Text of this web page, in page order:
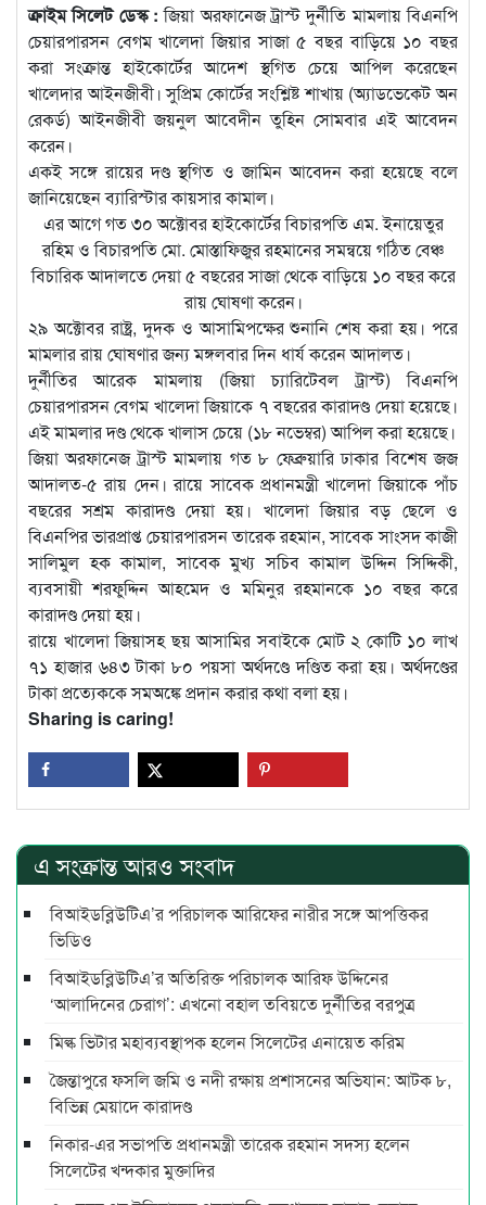
ক্রাইম সিলেট ডেস্ক :জিয়া অরফানেজ ট্রাস্ট দুর্নীতি মামলায় বিএনপি
চেয়ারপারসন বেগম খালেদা জিয়ার সাজা ৫ বছর বাড়িয়ে ১০ বছর
করা সংক্রান্ত হাইকোর্টের আদেশ স্থগিত চেয়ে আপিল করেছেন
খালেদার আইনজীবী। সুপ্রিম কোর্টের সংশ্লিষ্ট শাখায় (অ্যাডভেকেট অন
রেকর্ড) আইনজীবী জয়নুল আবেদীন তুহিন সোমবার এই আবেদন
করেন।
একই সঙ্গে রায়ের দণ্ড স্থগিত ও জামিন আবেদন করা হয়েছে বলে
জানিয়েছেন ব্যারিস্টার কায়সার কামাল।
এর আগে গত ৩০ অক্টোবর হাইকোর্টের বিচারপতি এম. ইনায়েতুর
রহিম ও বিচারপতি মো. মোস্তাফিজুর রহমানের সমন্বয়ে গঠিত বেঞ্চ
বিচারিক আদালতে দেয়া ৫ বছরের সাজা থেকে বাড়িয়ে ১০ বছর করে
রায় ঘোষণা করেন।
২৯ অক্টোবর রাষ্ট্র, দুদক ও আসামিপক্ষের শুনানি শেষ করা হয়। পরে
মামলার রায় ঘোষণার জন্য মঙ্গলবার দিন ধার্য করেন আদালত।
দুর্নীতির আরেক মামলায় (জিয়া চ্যারিটেবল ট্রাস্ট) বিএনপি
চেয়ারপারসন বেগম খালেদা জিয়াকে ৭ বছরের কারাদণ্ড দেয়া হয়েছে।
এই মামলার দণ্ড থেকে খালাস চেয়ে (১৮ নভেম্বর) আপিল করা হয়েছে।
জিয়া অরফানেজ ট্রাস্ট মামলায় গত ৮ ফেব্রুয়ারি ঢাকার বিশেষ জজ
আদালত-৫ রায় দেন। রায়ে সাবেক প্রধানমন্ত্রী খালেদা জিয়াকে পাঁচ
বছরের সশ্রম কারাদণ্ড দেয়া হয়। খালেদা জিয়ার বড় ছেলে ও
বিএনপির ভারপ্রাপ্ত চেয়ারপারসন তারেক রহমান, সাবেক সাংসদ কাজী
সালিমুল হক কামাল, সাবেক মুখ্য সচিব কামাল উদ্দিন সিদ্দিকী,
ব্যবসায়ী শরফুদ্দিন আহমেদ ও মমিনুর রহমানকে ১০ বছর করে
কারাদণ্ড দেয়া হয়।
রায়ে খালেদা জিয়াসহ ছয় আসামির সবাইকে মোট ২ কোটি ১০ লাখ
৭১ হাজার ৬৪৩ টাকা ৮০ পয়সা অর্থদণ্ডে দণ্ডিত করা হয়। অর্থদণ্ডের
টাকা প্রত্যেককে সমঅঙ্কে প্রদান করার কথা বলা হয়।
Sharing is caring!
এ সংক্রান্ত আরও সংবাদ
বিআইডব্লিউটিএ’র পরিচালক আরিফের নারীর সঙ্গে আপত্তিকর
ভিডিও
বিআইডব্লিউটিএ’র অতিরিক্ত পরিচালক আরিফ উদ্দিনের
‘আলাদিনের চেরাগ’: এখনো বহাল তবিয়তে দুর্নীতির বরপুত্র
মিল্ক ভিটার মহাব্যবস্থাপক হলেন সিলেটের এনায়েত করিম
জৈন্তাপুরে ফসলি জমি ও নদী রক্ষায় প্রশাসনের অভিযান: আটক ৮,
বিভিন্ন মেয়াদে কারাদণ্ড
নিকার-এর সভাপতি প্রধানমন্ত্রী তারেক রহমান সদস্য হলেন
সিলেটের খন্দকার মুক্তাদির